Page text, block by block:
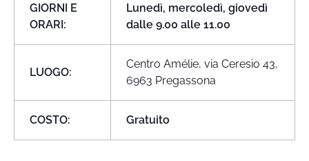
GIORNI E
ORARI:
Lunedì, mercoledì, giovedì
dalle 9.00 alle 11.00
LUOGO:
Centro Amélie, via Ceresio 43,
6963 Pregassona
COSTO: Gratuito